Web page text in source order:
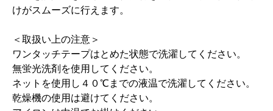
けがスムーズに行えます。
＜取扱い上の注意＞
ワンタッチテープはとめた状態で洗濯してください。
無蛍光洗剤を使用してください。
ネットを使用し４０℃までの液温で洗濯してください。
乾燥機の使用は避けてください。